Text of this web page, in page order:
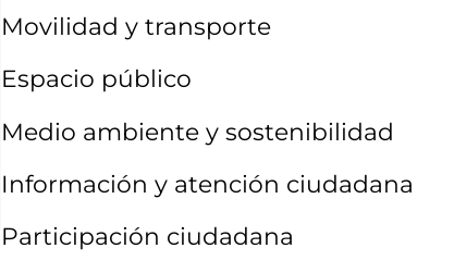
Movilidad y transporte
Espacio público
Medio ambiente y sostenibilidad
Información y atención ciudadana
Participación ciudadana